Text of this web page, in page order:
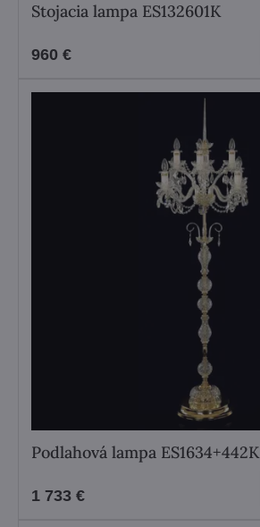
Stojacia lampa ES132601K
960 €
Podlahová lampa ES1634+442K
1 733 €